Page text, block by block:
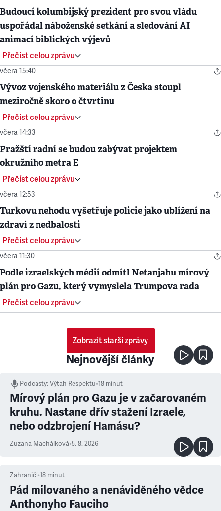
Budoucí kolumbijský prezident pro svou vládu
uspořádal náboženské setkání a sledování AI
animací biblických výjevů
Přečíst celou zprávu
včera 15:40
Vývoz vojenského materiálu z Česka stoupl
meziročně skoro o čtvrtinu
Přečíst celou zprávu
včera 14:33
Pražští radní se budou zabývat projektem
okružního metra E
Přečíst celou zprávu
včera 12:53
Turkovu nehodu vyšetřuje policie jako ublížení na
zdraví z nedbalosti
Přečíst celou zprávu
včera 11:30
Podle izraelských médií odmítl Netanjahu mírový
plán pro Gazu, který vymyslela Trumpova rada
Přečíst celou zprávu
Zobrazit starší zprávy
Nejnovější články
Podcasty:Výtah Respektu•18 minut
Mírový plán pro Gazu je v začarovaném
kruhu. Nastane dřív stažení Izraele,
nebo odzbrojení Hamásu?
Zuzana Machálková•5. 8. 2026
Zahraničí•18 minut
Pád milovaného a nenáviděného vědce
Anthonyho Fauciho